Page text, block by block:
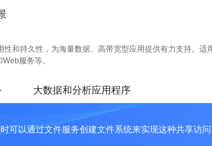
和持久性，为海量数据、高带宽型应用提供有力支持。适
服务等。
大数据和分析应用程序
以通过文件服务创建文件系统来实现这种共享访问